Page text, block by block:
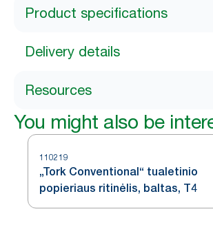
Product specifications
Delivery details
Resources
You might also be
110219
„Tork Conventional“ tualetinio
popieriaus ritinėlis, baltas, T4